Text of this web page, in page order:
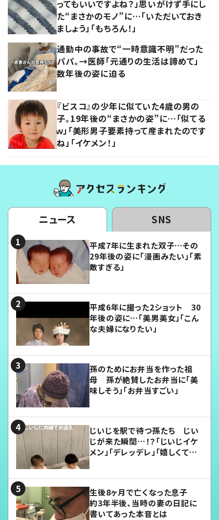
ってもいいですよね？」思いがけず手にし
た“まさかのモノ”に…「いただいておき
ましょう」「もちろん！」
通勤中の事故で“一時意識不明”だった
パパ。→医師「元通りの生活は諦めて」
数年後の姿に迫る
『ビスコ』の少年に似ていた4歳の男の
子。19年後の“まさかの姿”に…「似てる
ｗ」「美形男子要素持って産まれたのです
ね」「イケメン！」
ニュース SNS
平成7年に生まれた双子…その
29年後の姿に「漫画みたい」「素
敵すぎる」
平成6年に撮った2ショット 30
年後の姿に…「美男美女」「こん
な夫婦になりたい」
孫のためにお弁当を作った祖
母 孫が絶賛したお弁当に「美
味しそう」「お弁当すごい」
じいじを駅で待つ孫たち じい
じが来た瞬間…！？「じいじイケ
メン」「デレッデレ」「嬉しくて可
生後8ヶ月で亡くなった息子
約3年半後、当時の妻の日記に
書いてあった本音とは